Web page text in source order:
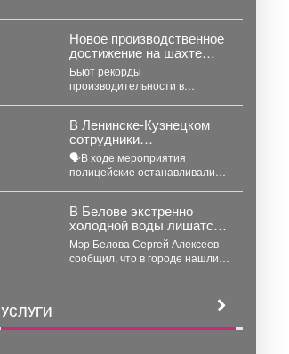
уроков - спортивная...
Новое производственное
достижение на шахте
«Усковская»
Бьют рекорды
производительности в
праздника. Сразу две бригады
проходчиков шахты
«Усковская» с разницей...
В Ленинске-Кузнецком
сотрудники
Госавтоинспекции
провели акцию «Будь
трезвым в пути»
🗣В ходе мероприятия
полицейские останавливали
правила дорожного...
В Белове экстренно
холодной воды лишатся
тысячи жителей
Мэр Белова Сергей Алексеев
сообщил, что в городе нашли
УСЛУГИ